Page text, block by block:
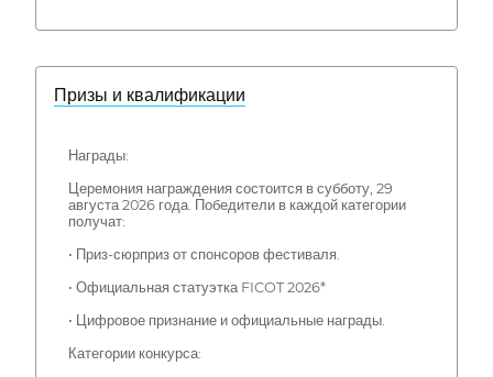
Призы и квалификации
Награды:
Церемония награждения состоится в субботу, 29
августа 2026 года. Победители в каждой категории
получат:
• Приз-сюрприз от спонсоров фестиваля.
• Официальная статуэтка FICOT 2026*
• Цифровое признание и официальные награды.
Категории конкурса: